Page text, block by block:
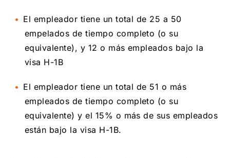
El empleador tiene un total de 25 a 50
empelados de tiempo completo (o su
equivalente), y 12 o más empleados bajo la
visa H-1B
El empleador tiene un total de 51 o más
empleados de tiempo completo (o su
equivalente) y el 15% o más de sus empleados
están bajo la visa H-1B.